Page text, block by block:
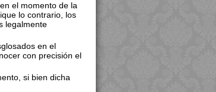
el momento de la
lo contrario, los
legalmente
en el
con precisión el
si bien dicha